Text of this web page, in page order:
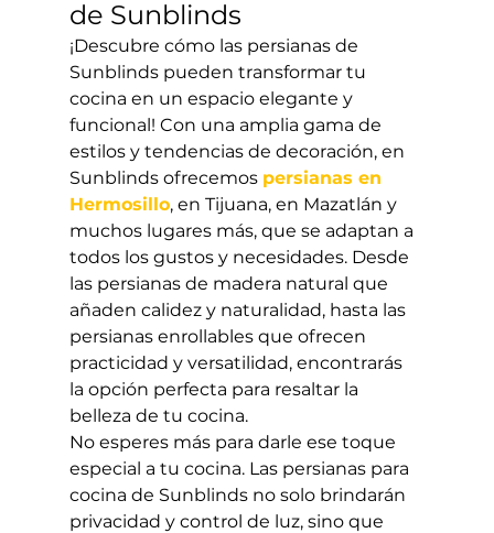
de Sunblinds
¡Descubre cómo las persianas de
Sunblinds pueden transformar tu
cocina en un espacio elegante y
funcional! Con una amplia gama de
estilos y tendencias de decoración, en
Sunblinds ofrecemos persianas en
Hermosillo, en Tijuana, en Mazatlán y
muchos lugares más, que se adaptan a
todos los gustos y necesidades. Desde
las persianas de madera natural que
añaden calidez y naturalidad, hasta las
persianas enrollables que ofrecen
practicidad y versatilidad, encontrarás
la opción perfecta para resaltar la
belleza de tu cocina.
No esperes más para darle ese toque
especial a tu cocina. Las persianas para
cocina de Sunblinds no solo brindarán
privacidad y control de luz, sino que